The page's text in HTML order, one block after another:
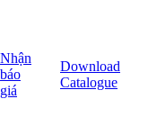
Nhận
báo
giá
Download
Catalogue